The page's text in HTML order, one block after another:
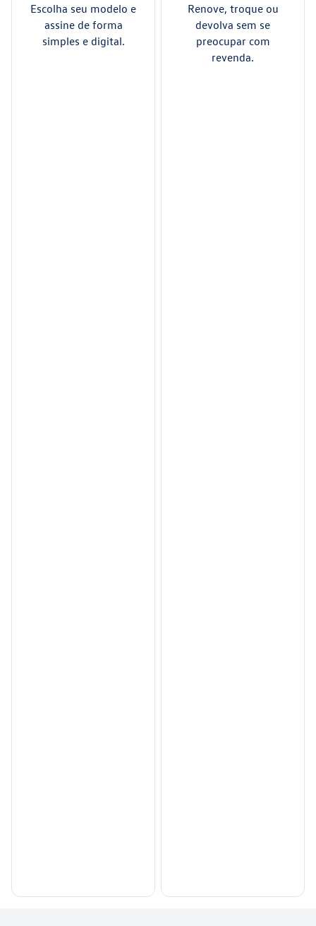
Escolha seu modelo e
assine de forma
simples e digital.
Renove, troque ou
devolva sem se
preocupar com
revenda.